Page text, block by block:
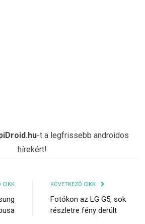
-t a legfrissebb androidos
hírekért!
CIKK KÖVETKEZŐ CIKK
Fotókon az LG G5, sok
részletre fény derült